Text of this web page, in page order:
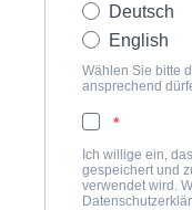
Deutsch
English
Wählen Sie bitte
ansprechend
Ich willige ein,
gespeichert und
verwendet wird.